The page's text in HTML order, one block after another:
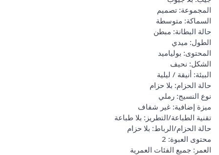
المجموعة: تصميم
السماكة: متوسطة
حالة البطانة: مبطن
الطول: ميدي
المحتوى: بولياميد
الشكل: نحيف
البيئة: أنيقة / ليلية
حالة الحزام: بلا حزام
نوع النسيج: رملي
ميزة إضافية: غير شفاف
تقنية الطباعة/التطريز: بلا طباعة
حالة الحزام/الرباط: بلا حزام
محتوى العبوة: 2
العمر: جميع الفئات العمرية